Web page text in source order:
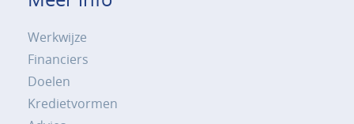
Werkwijze
Financiers
Doelen
Kredietvormen